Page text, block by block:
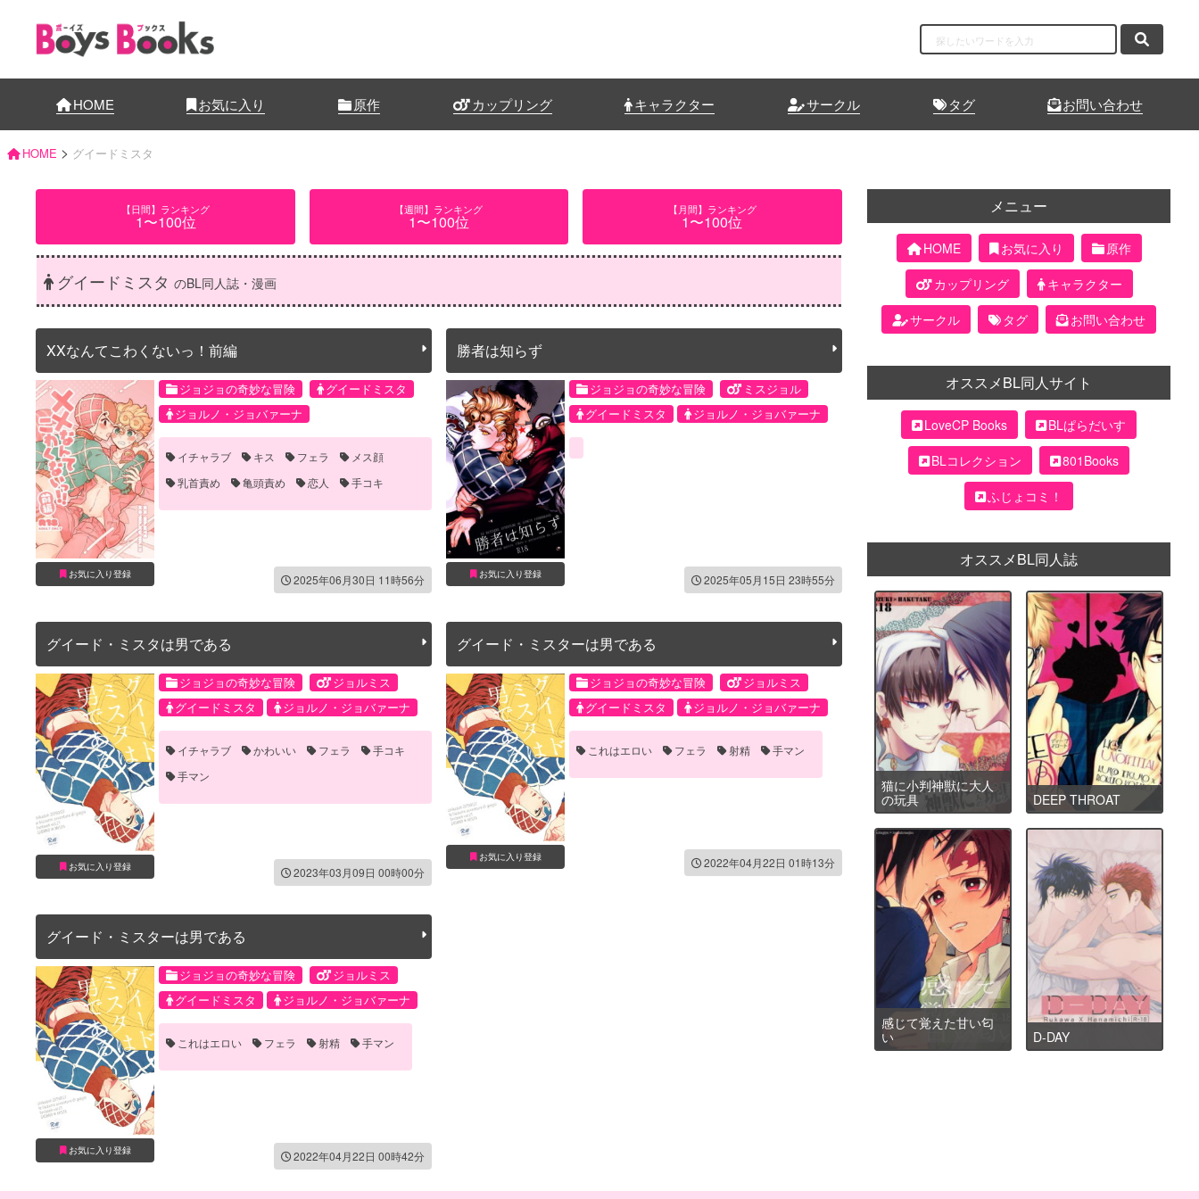
HOME お気に入り 原作 カップリング キャラクター サークル タグ お問い合わせ
HOME > グイードミスタ
【日間】ランキング
1〜100位
【週間】ランキング
1〜100位
【月間】ランキング
1〜100位
グイードミスタのBL同人誌・漫画
XXなんてこわくないっ！前編
お気に入り登録
ジョジョの奇妙な冒険
グイードミスタ
ジョルノ・ジョバァーナ
イチャラブ キス フェラ
メス顔
乳首責め
亀頭責め 恋人 手コキ
2025年06月30日 11時56分
勝者は知らず
お気に入り登録
ジョジョの奇妙な冒険
ミスジョル
グイードミスタ
ジョルノ・ジョバァーナ
2025年05月15日 23時55分
グイード・ミスタは男である
お気に入り登録
ジョジョの奇妙な冒険
ジョルミス
グイードミスタ
ジョルノ・ジョバァーナ
イチャラブ かわいい フェラ
手コキ
手マン
2023年03月09日 00時00分
グイード・ミスターは男である
お気に入り登録
ジョジョの奇妙な冒険
ジョルミス
グイードミスタ
ジョルノ・ジョバァーナ
これはエロい フェラ 射精 手マン
2022年04月22日 01時13分
グイード・ミスターは男である
お気に入り登録
ジョジョの奇妙な冒険
ジョルミス
グイードミスタ
ジョルノ・ジョバァーナ
これはエロい フェラ 射精 手マン
2022年04月22日 00時42分
メニュー
HOME お気に入り
原作
カップリング
キャラクター
サークル
タグ お問い合わせ
オススメBL同人サイト
LoveCP Books
BLぱらだいす
BLコレクション
801Books
ふじょコミ！
オススメBL同人誌
猫に小判神獣に大人
の玩具
DEEP THROAT
感じて覚えた甘い匂
い
D-DAY